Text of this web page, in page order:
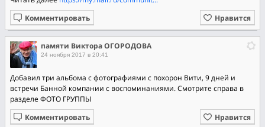
Нравится
Комментировать
памяти Виктора ОГОРОДОВА
24 ноября 2017 в 20:41
Добавил три альбома с фотографиями с похорон Вити, 9 дней и
встречи Банной компании с воспоминаниями. Смотрите справа в
разделе ФОТО ГРУППЫ
Нравится
Комментировать